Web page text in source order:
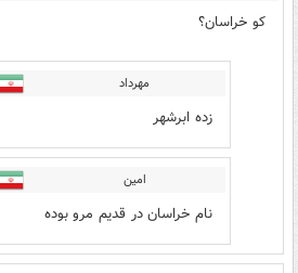
کو خراسان؟
مهرداد
زده ابرشهر
امین
نام خراسان در قدیم مرو بوده